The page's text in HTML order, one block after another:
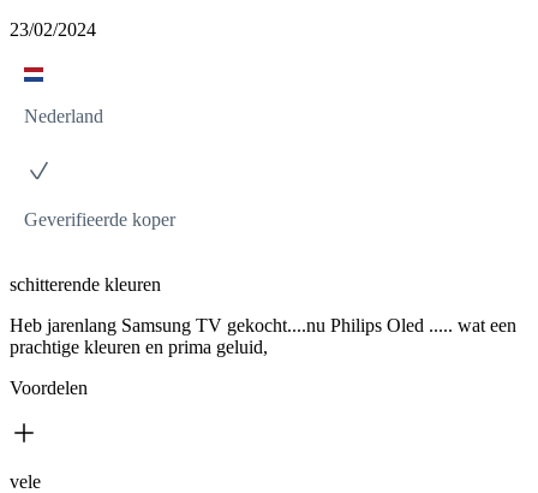
23/02/2024
Nederland
Geverifieerde koper
schitterende kleuren
Heb jarenlang Samsung TV gekocht....nu Philips Oled ..... wat een
prachtige kleuren en prima geluid,
Voordelen
vele